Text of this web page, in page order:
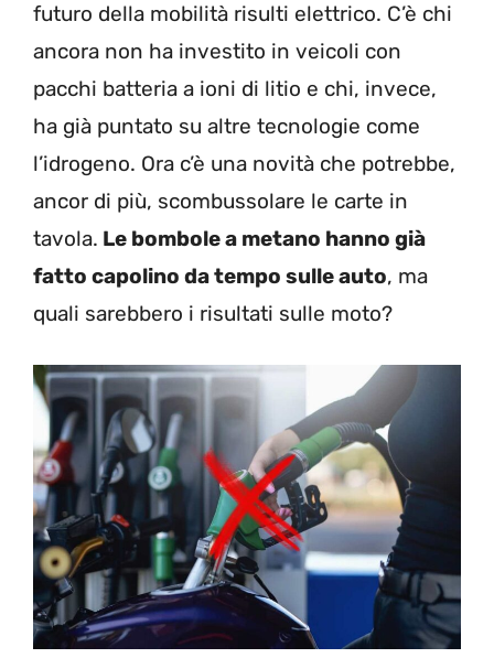
futuro della mobilità risulti elettrico. C’è chi
ancora non ha investito in veicoli con
pacchi batteria a ioni di litio e chi, invece,
ha già puntato su altre tecnologie come
l’idrogeno. Ora c’è una novità che potrebbe,
ancor di più, scombussolare le carte in
tavola. Le bombole a metano hanno già
fatto capolino da tempo sulle auto, ma
quali sarebbero i risultati sulle moto?